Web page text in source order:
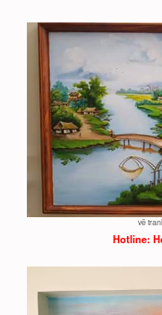
vẽ
Hotline: